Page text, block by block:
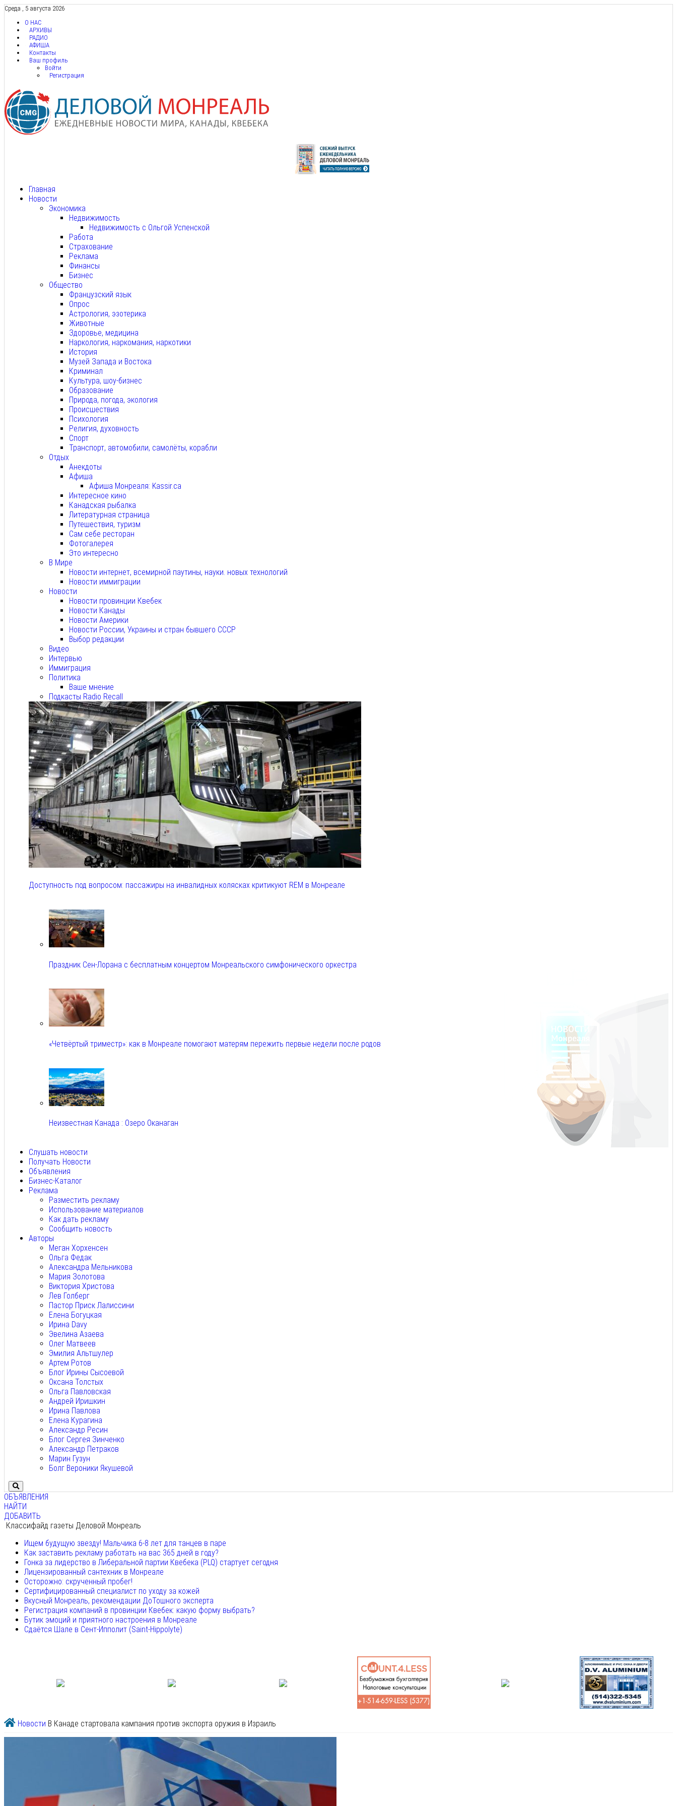
Среда , 5 августа 2026
О НАС
АРХИВЫ
РАДИО
АФИША
Контакты
Ваш профиль
Войти
Регистрация
Главная
Новости
Экономика
Недвижимость
Недвижимость с Ольгой Успенской
Работа
Страхование
Реклама
Финансы
Бизнес
Общество
Французский язык
Опрос
Астрология, эзотерика
Животные
Здоровье, медицина
Наркология, наркомания, наркотики
История
Музей Запада и Востока
Криминал
Культура, шоу-бизнес
Образование
Природа, погода, экология
Происшествия
Психология
Религия, духовность
Спорт
Транспорт, автомобили, самолёты, корабли
Отдых
Анекдоты
Афиша
Афиша Монреаля: Kassir.ca
Интересное кино
Канадская рыбалка
Литературная страница
Путешествия, туризм
Сам себе ресторан
Фотогалерея
Это интересно
В Мире
Новости интернет, всемирной паутины, науки. новых технологий
Новости иммиграции
Новости
Новости провинции Квебек
Новости Канады
Новости Америки
Новости России, Украины и стран бывшего СССР
Выбор редакции
Видео
Интервью
Иммиграция
Политика
Ваше мнение
Подкасты Radio Recall
Доступность под вопросом: пассажиры на инвалидных колясках критикуют REM в Монреале
Праздник Сен-Лорана с бесплатным концертом Монреальского симфонического оркестра
«Четвёртый триместр»: как в Монреале помогают матерям пережить первые недели после родов
Неизвестная Канада : Озеро Оканаган
Слушать новости
Получать Новости
Объявления
Бизнес-Каталог
Реклама
Разместить рекламу
Использование материалов
Как дать рекламу
Сообщить новость
Авторы
Меган Хорхенсен
Ольга Федак
Александра Мельникова
Мария Золотова
Виктория Христова
Лев Голберг
Пастор Приск Лалиссини
Елена Богуцкая
Ирина Davy
Эвелина Азаева
Олег Матвеев
Эмилия Альтшулер
Артем Ротов
Блог Ирины Сысоевой
Оксана Толстых
Ольга Павловская
Андрей Иришкин
Ирина Павлова
Елена Курагина
Александр Ресин
Блог Сергея Зинченко
Александр Петраков
Марин Гузун
Болг Вероники Якушевой
ОБЪЯВЛЕНИЯ
НАЙТИ
ДОБАВИТЬ
Классифайд газеты Деловой Монреаль
Ищем будущую звезду! Мальчика 6-8 лет для танцев в паре
Как заставить рекламу работать на вас 365 дней в году?
Гонка за лидерство в Либеральной партии Квебека (PLQ) стартует сегодня
Лицензированный сантехник в Монреале
Осторожно: скрученный пробег!
Сертифицированный специалист по уходу за кожей
Вкусный Монреаль, рекомендации ДоТошного эксперта
Регистрация компаний в провинции Квебек: какую форму выбрать?
Бутик эмоций и приятного настроения в Монреале
Сдаётся Шале в Сент-Ипполит (Saint-Hippolyte)
Новости В Канаде стартовала кампания против экспорта оружия в Израиль